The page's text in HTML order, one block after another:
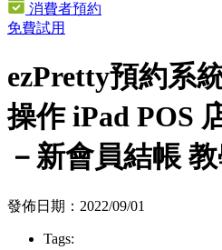
消費者預約
免費試用
ezPretty預約系
操作 iPad POS
－新會員結帳
發佈日期：2022/09/01
Tags: